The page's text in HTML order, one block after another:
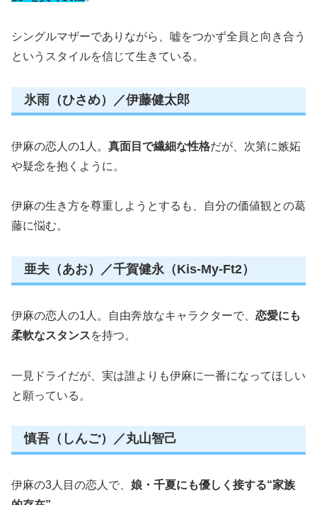
シングルマザーでありながら、嘘をつかず全員と向き合う
というスタイルを信じて生きている。
氷雨（ひさめ）／伊藤健太郎
伊麻の恋人の1人。 真面目で繊細な性格だが、次第に嫉妬
や疑念を抱くように。
伊麻の生き方を尊重しようとするも、自分の価値観との葛
藤に悩む。
亜夫（あお）／千賀健永（Kis-My-Ft2）
伊麻の恋人の1人。自由奔放なキャラクターで、 恋愛にも
柔軟なスタンスを持つ。
一見ドライだが、実は誰よりも伊麻に一番になってほしい
と願っている。
慎吾（しんご）／丸山智己
伊麻の3人目の恋人で、 娘・千夏にも優しく接する“家族